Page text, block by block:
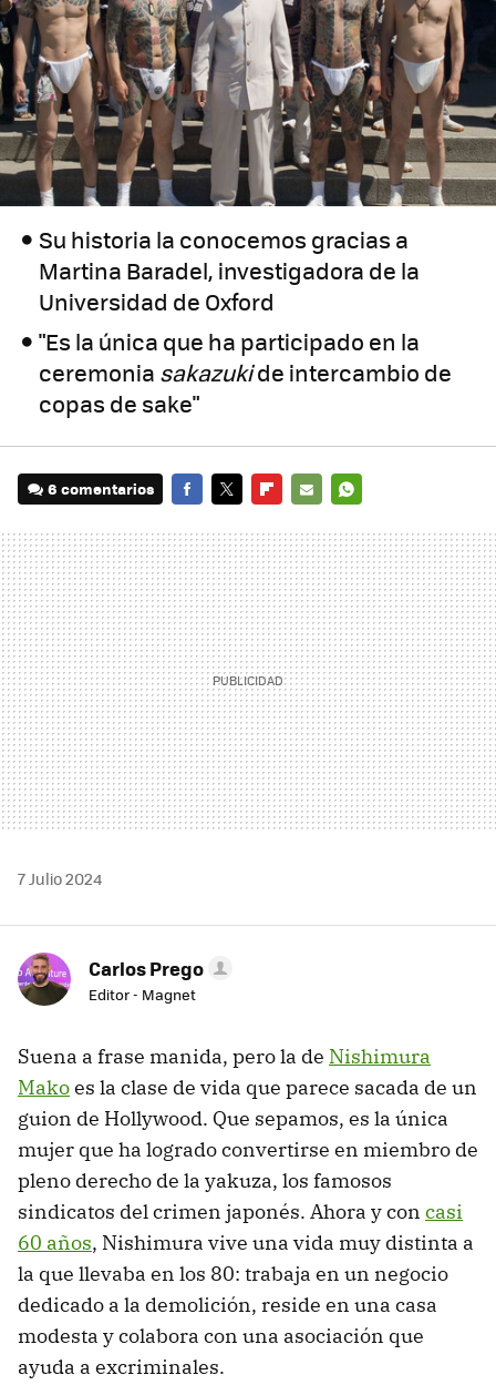
Su historia la conocemos gracias a
Martina Baradel, investigadora de la
Universidad de Oxford
"Es la única que ha participado en la
ceremonia sakazukide intercambio de
copas de sake"
6 comentarios
MAIL
7 Julio 2024
Carlos Prego
Editor - Magnet
Suena a frase manida, pero la de Nishimura
Makoes la clase de vida que parece sacada de un
guion de Hollywood. Que sepamos, es la única
mujer que ha logrado convertirse en miembro de
pleno derecho de la yakuza, los famosos
sindicatos del crimen japonés. Ahora y con casi
60 años, Nishimura vive una vida muy distinta a
la que llevaba en los 80: trabaja en un negocio
dedicado a la demolición, reside en una casa
modesta y colabora con una asociación que
ayuda a excriminales.